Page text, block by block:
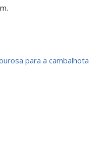
para a cambalhota